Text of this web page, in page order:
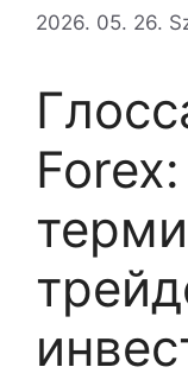
2026. 05. 26.